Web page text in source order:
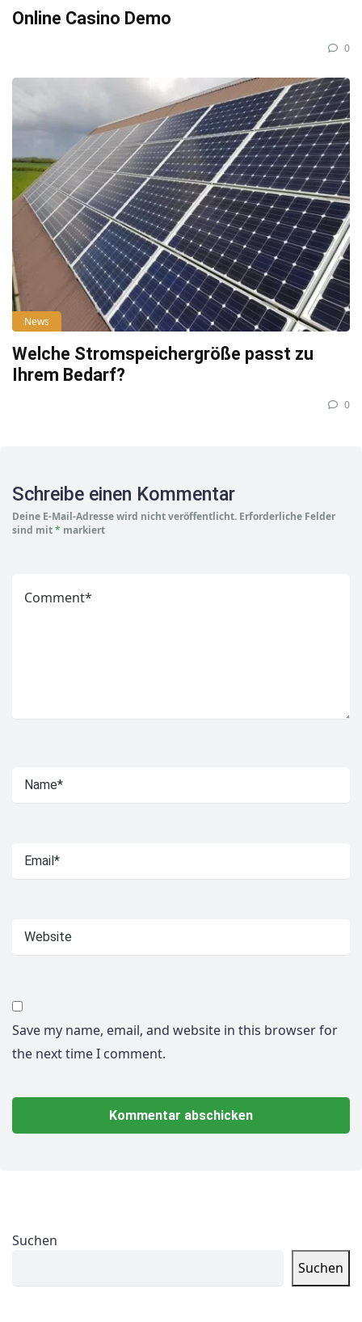
Online Casino Demo
0
News
Welche Stromspeichergröße passt zu
Ihrem Bedarf?
0
Schreibe einen Kommentar
Deine E-Mail-Adresse wird nicht veröffentlicht. Erforderliche Felder
sind mit* markiert
Save my name, email, and website in this browser for
the next time I comment.
Suchen
Suchen